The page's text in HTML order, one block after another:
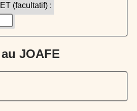
(facultatif) :
au JOAFE